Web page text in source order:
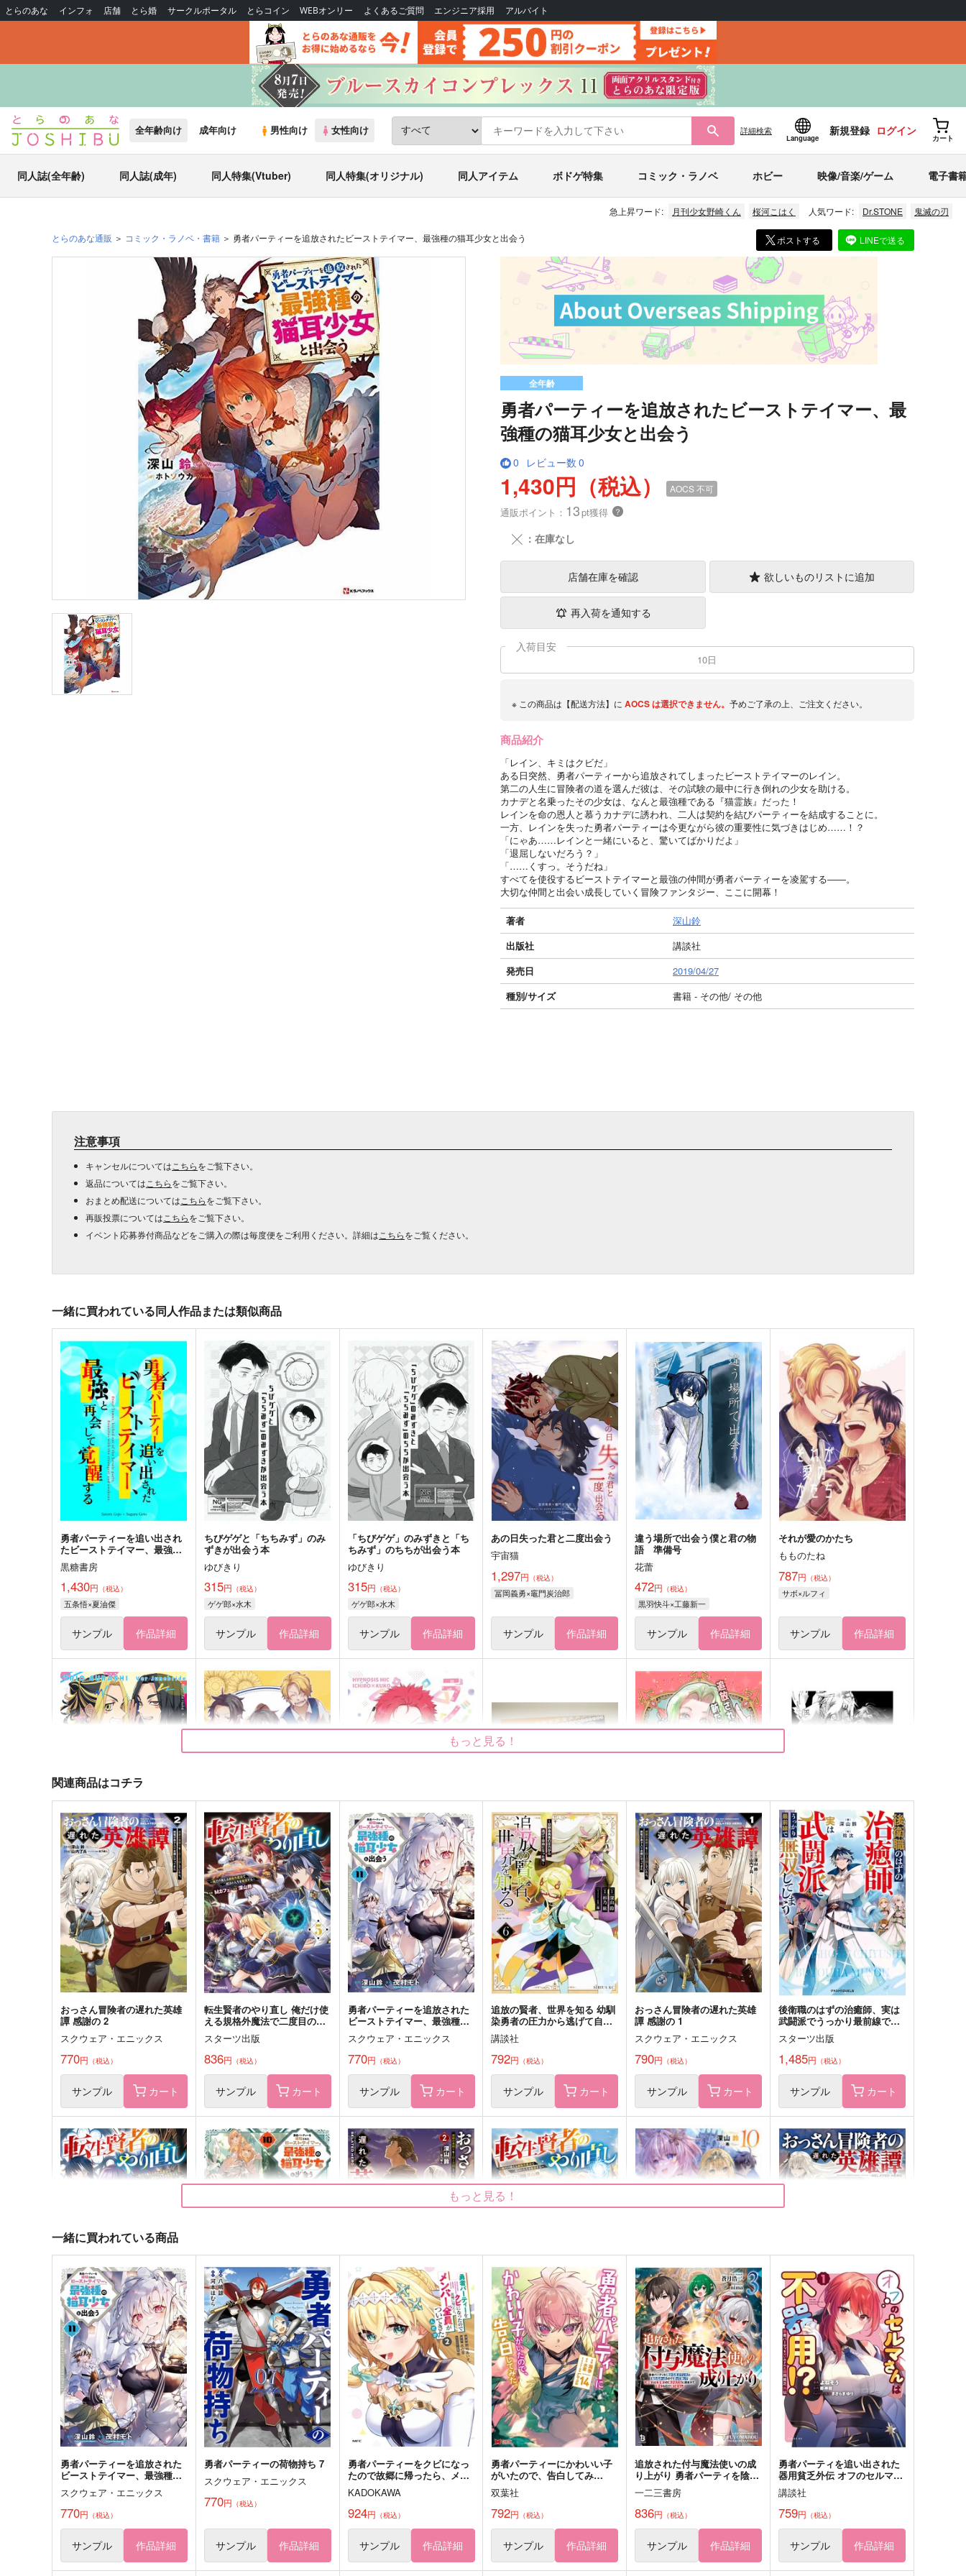
とらのあな インフォ 店舗 とら婚 サークルポータル とらコイン WEBオンリー よくあるご質問 エンジニア採用 アルバイト
全年齢向け 成年向け 男性向け 女性向け 詳細検索
Language
新規登録 ログイン
カート
同人誌(全年齢) 同人誌(成年) 同人特集(Vtuber) 同人特集(オリジナル) 同人アイテム ボドゲ特集 コミック・ラノベ ホビー 映像/音楽/ゲーム 電子書
急上昇ワード: 月刊少女野崎くん 桜河こはく 人気ワード: Dr.STONE 鬼滅の刃
とらのあな通販 コミック・ラノベ・書籍 勇者パーティーを追放されたビーストテイマー、最強種の猫耳少女と出会う ポストする LINEで送る
全年齢
勇者パーティーを追放されたビーストテイマー、最
強種の猫耳少女と出会う
0 レビュー数 0
1,430円（税込） AOCS不可
通販ポイント： 13pt獲得 ？
╳ ：在庫なし
店舗在庫を確認 欲しいものリストに追加
再入荷を通知する
入荷目安
10日
※ この商品は【配送方法】に AOCSは選択できません。 予めご了承の上、ご注文ください。
商品紹介
「レイン、キミはクビだ」
ある日突然、勇者パーティーから追放されてしまったビーストテイマーのレイン。
第二の人生に冒険者の道を選んだ彼は、その試験の最中に行き倒れの少女を助ける。
カナデと名乗ったその少女は、なんと最強種である『猫霊族』だった！
レインを命の恩人と慕うカナデに誘われ、二人は契約を結びパーティーを結成することに。
一方、レインを失った勇者パーティーは今更ながら彼の重要性に気づきはじめ……！？
「にゃあ……レインと一緒にいると、驚いてばかりだよ」
「退屈しないだろう？」
「……くすっ。そうだね」
すべてを使役するビーストテイマーと最強の仲間が勇者パーティーを凌駕する――。
大切な仲間と出会い成長していく冒険ファンタジー、ここに開幕！
著者
深山鈴
出版社
講談社
発売日
2019/04/27
種別/サイズ
書籍 - その他/ その他
注意事項
キャンセルについては こちらをご覧下さい。
返品については こちらをご覧下さい。
おまとめ配送については こちらをご覧下さい。
再販投票については こちらをご覧下さい。
イベント応募券付商品などをご購入の際は毎度便をご利用ください。詳細は こちらをご覧ください。
一緒に買われている同人作品または類似商品
勇者パーティーを追い出され
たビーストテイマー、最強と
再会して覚醒する
黒糖書房
1,430円 （税込）
五条悟×夏油傑
サンプル 作品詳細
ちびゲゲと「ちちみず」のみ
ずきが出会う本
ゆびきり
315円 （税込）
ゲゲ郎×水木
サンプル 作品詳細
「ちびゲゲ」のみずきと「ち
ちみず」のちちが出会う本
ゆびきり
315円 （税込）
ゲゲ郎×水木
サンプル 作品詳細
あの日失った君と二度出会う
宇宙猫
1,297円 （税込）
冨岡義勇×竈門炭治郎
サンプル 作品詳細
違う場所で出会う僕と君の物
語 準備号
花蕾
472円 （税込）
黒羽快斗×工藤新一
サンプル 作品詳細
それが愛のかたち
もものたね
787円 （税込）
サボ×ルフィ
サンプル 作品詳細
トリオぐらしジュンブラ編
パズルピース
330円（税込）
場地圭介×羽宮一虎×松野千冬
サンプル 作品詳細
とにかくかわいい！
もものたね
1,430円（税込）
兄×ルフィ
サンプル 作品詳細
ラノベじゃねぇか！
はぴぴ教
629円（税込）
山田一郎×波羅夷空却
サンプル 作品詳細
シャンパッパーティーナイト
ジョイアブル
3,929円（税込）
サンプル 作品詳細
追放された創世の女神は新た
な世界を創造する
KPM
787円（税込）
サンプル 作品詳細
永久追放
室外機
858円（税込）
ダンテ・アリギエーリ
サンプル 作品詳細
もっと見る！
関連商品はコチラ
おっさん冒険者の遅れた英雄
譚 感謝の 2
スクウェア・エニックス
770円 （税込）
サンプル カート
転生賢者のやり直し 俺だけ使
える規格外魔法で二度目の人
生を無双する 5
スターツ出版
836円 （税込）
サンプル カート
勇者パーティーを追放された
ビーストテイマー、最強種の
猫耳少女と出会う 11
スクウェア・エニックス
770円 （税込）
サンプル カート
追放の賢者、世界を知る 幼馴
染勇者の圧力から逃げて自由
になった俺 6
講談社
792円 （税込）
サンプル カート
おっさん冒険者の遅れた英雄
譚 感謝の 1
スクウェア・エニックス
790円 （税込）
サンプル カート
後衛職のはずの治癒師、実は
武闘派でうっかり最前線で無
双してしまう
スターツ出版
1,485円 （税込）
サンプル カート
転生賢者のやり直し 俺だけ使
える規格外魔法で二度目の人
生を無双する 4
スターツ出版
803円（税込）
サンプル カート
勇者パーティーを追放された
ビーストテイマー、最強種の
猫耳少女と出会う 10
スクウェア・エニックス
770円 （税込）
サンプル カート
おっさん冒険者の遅れた英雄
譚 感謝の素振りを1日1万回し
ていたら、剣聖が弟子入り志
願にやってきた 2
ＳＢクリエイティブ
1,540円 （税込）
サンプル カート
転生賢者のやり直し 俺だけ使
える規格外魔法で二度目の人
生を無双する 3
スターツ出版
770円（税込）
サンプル カート
勇者パーティーを追放された
ビーストテイマー、最強種の
猫耳少女と出会う 10
講談社
1,980円（税込）
サンプル カート
おっさん冒険者の遅れた英雄
譚 感謝の素振りを1日1万回し
ていたら、剣聖が弟子入り志
願にやってきた
ＳＢクリエイティブ
1,430円（税込）
サンプル カート
もっと見る！
一緒に買われている商品
勇者パーティーを追放された
ビーストテイマー、最強種の
猫耳少女と出会う 11
スクウェア・エニックス
770円 （税込）
サンプル 作品詳細
勇者パーティーの荷物持ち 7
スクウェア・エニックス
770円 （税込）
サンプル 作品詳細
勇者パーティーをクビになっ
たので故郷に帰ったら、メン
バー全員がついてきたんだ
が 2
KADOKAWA
924円 （税込）
サンプル 作品詳細
勇者パーティーにかわいい子
がいたので、告白してみ
た。 14
双葉社
792円 （税込）
サンプル 作品詳細
追放された付与魔法使いの成
り上がり 勇者パーティを陰か
ら支えていたと知らなかった
ので戻って来い?〈剣聖〉と
〈賢者〉の美少女たちに囲ま
れて幸せなので戻りません 3
一二三書房
836円 （税込）
サンプル 作品詳細
勇者パーティを追い出された
器用貧乏外伝 オフのセルマさ
んは不器用!? 1
講談社
759円 （税込）
サンプル 作品詳細